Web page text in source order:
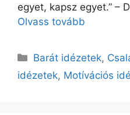
egyet, kapsz egyet.” –
Olvass tovább
Kategória
Barát idézetek,
idézetek, Motívációs